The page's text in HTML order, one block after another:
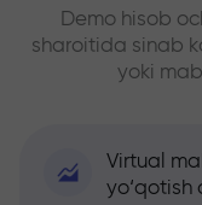
Demo hisob
sharoitida sinab
yoki
Virtual
yo‘qotish